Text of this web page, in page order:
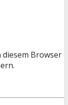
diesem Browser